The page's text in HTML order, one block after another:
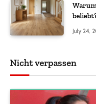
July 24,
Nicht verpassen